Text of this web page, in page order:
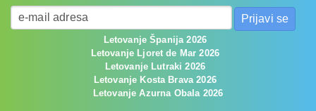
Letovanje Španija 2026
Letovanje Ljoret de Mar 2026
Letovanje Lutraki 2026
Letovanje Kosta Brava 2026
Letovanje Azurna Obala 2026